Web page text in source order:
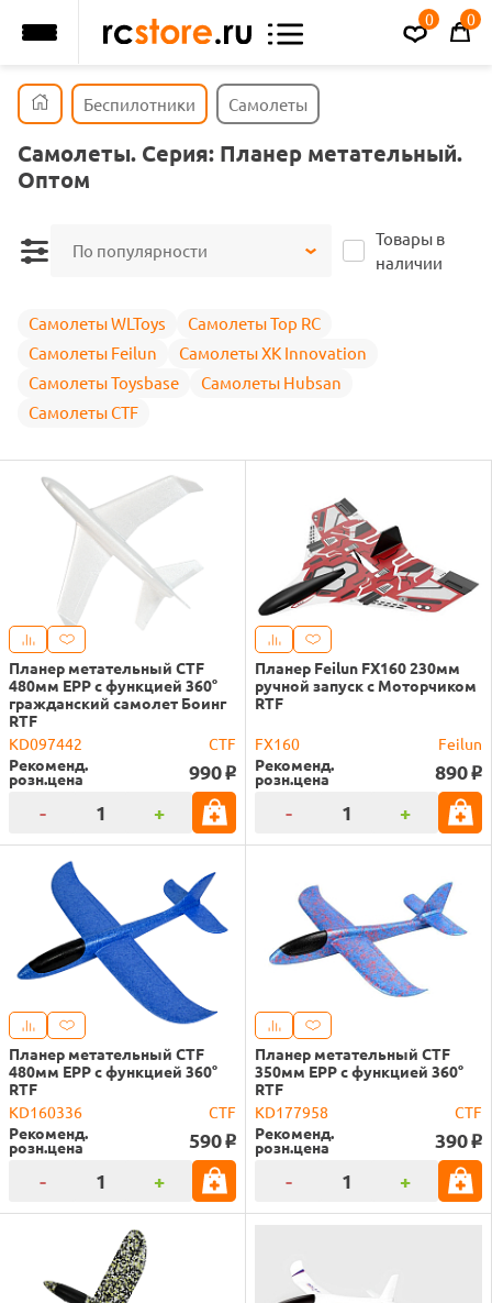
0 0
Беспилотники Самолеты
Самолеты. Серия: Планер метательный.
Оптом
По популярности
Товары в
наличии
Самолеты WLToys
Самолеты Top RC
Самолеты Feilun
Самолеты XK Innovation
Самолеты Toysbase
Самолеты Hubsan
Самолеты CTF
Планер метательный CTF
480мм EPP с функцией 360°
гражданский самолет Боинг
RTF
KD097442
CTF
Рекоменд.
розн.цена 990 o
- +
Планер Feilun FX160 230мм
ручной запуск с Моторчиком
RTF
FX160
Feilun
Рекоменд.
розн.цена 890 o
- +
Планер метательный CTF
480мм EPP с функцией 360°
RTF
KD160336
CTF
Рекоменд.
розн.цена 590 o
- +
Планер метательный CTF
350мм EPP с функцией 360°
RTF
KD177958
CTF
Рекоменд.
розн.цена 390 o
- +